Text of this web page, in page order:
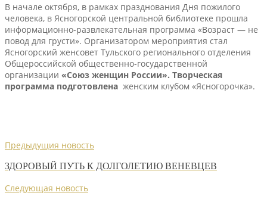
В начале октября, в рамках празднования Дня пожилого
человека, в Ясногорской центральной библиотеке прошла
информационно-развлекательная программа «Возраст — не
повод для грусти». Организатором мероприятия стал
Ясногорский женсовет Тульского регионального отделения
Общероссийской общественно-государственной
организации «Союз женщин России». Творческая
программа подготовлена женским клубом «Ясногорочка».
Предыдущия новость
ЗДОРОВЫЙ ПУТЬ К ДОЛГОЛЕТИЮ ВЕНЕВЦЕВ
Следующая новость